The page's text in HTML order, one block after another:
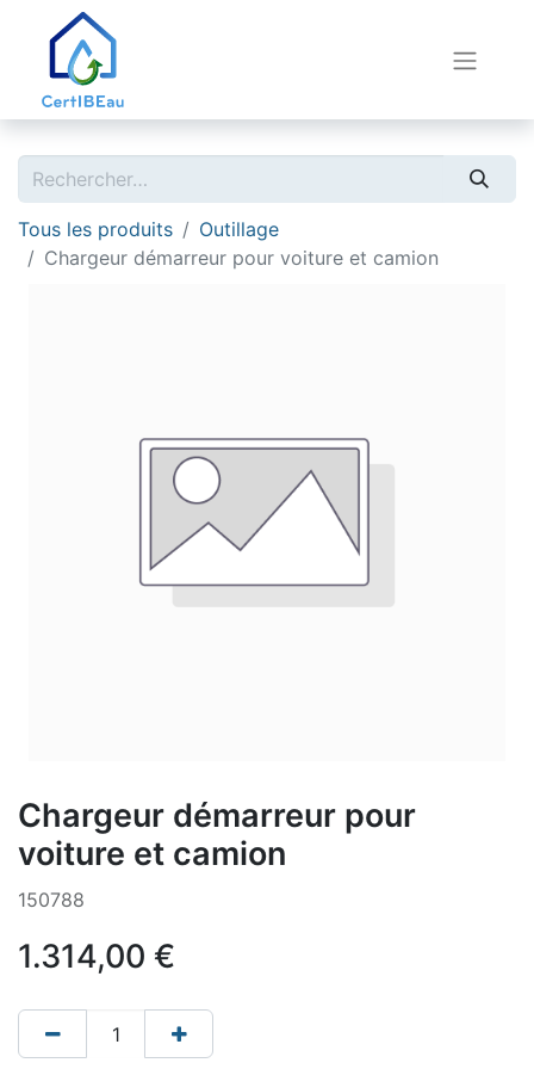
Tous les produits
Outillage
Chargeur démarreur pour voiture et camion
Chargeur démarreur pour
voiture et camion
150788
1.314,00 €